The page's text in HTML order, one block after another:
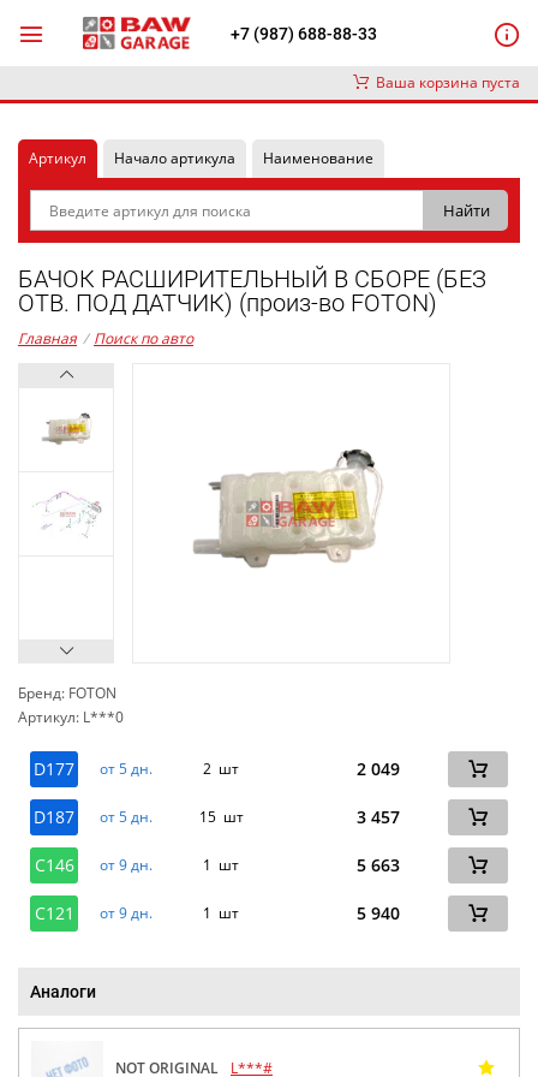
+7 (987) 688-88-33
Ваша корзина пуста
Артикул Начало артикула Наименование
БАЧОК РАСШИРИТЕЛЬНЫЙ В СБОРЕ (БЕЗ
ОТВ. ПОД ДАТЧИК) (произ-во FOTON)
Главная / Поиск по авто
Бренд: FOTON
Артикул: L***0
D177 от 5 дн. 2 шт 2 049
D187 от 5 дн. 15 шт 3 457
C146 от 9 дн. 1 шт 5 663
C121 от 9 дн. 1 шт 5 940
Аналоги
NOT ORIGINAL L***#